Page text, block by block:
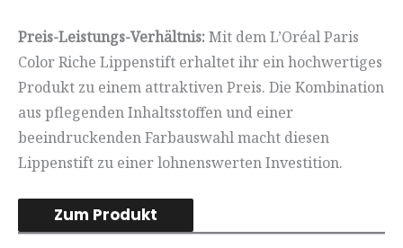
Preis-Leistungs-Verhältnis: Mit dem L’Oréal Paris
Color Riche Lippenstift erhaltet ihr ein hochwertiges
Produkt zu einem attraktiven Preis. Die Kombination
aus pflegenden Inhaltsstoffen und einer
beeindruckenden Farbauswahl macht diesen
Lippenstift zu einer lohnenswerten Investition.
Zum Produkt